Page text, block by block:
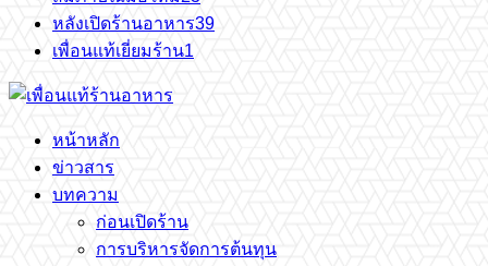
หลังเปิดร้านอาหาร39
เพื่อนแท้เยี่ยมร้าน1
หน้าหลัก
ข่าวสาร
บทความ
ก่อนเปิดร้าน
การบริหารจัดการต้นทุน